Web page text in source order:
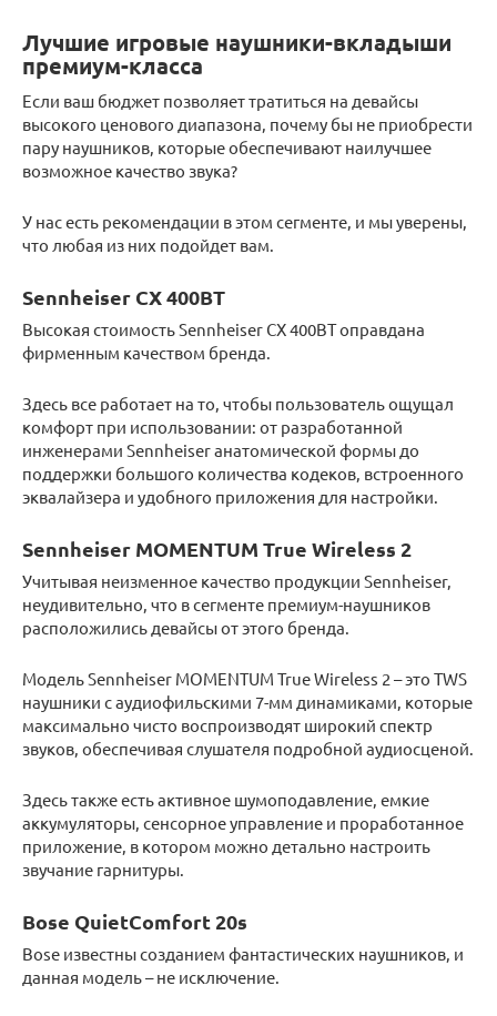
Лучшие игровые наушники-вкладыши
премиум-класса
Если ваш бюджет позволяет тратиться на девайсы
высокого ценового диапазона, почему бы не приобрести
пару наушников, которые обеспечивают наилучшее
возможное качество звука?
У нас есть рекомендации в этом сегменте, и мы уверены,
что любая из них подойдет вам.
Sennheiser СХ 400BT
Высокая стоимость Sennheiser СХ 400BT оправдана
фирменным качеством бренда.
Здесь все работает на то, чтобы пользователь ощущал
комфорт при использовании: от разработанной
инженерами Sennheiser анатомической формы до
поддержки большого количества кодеков, встроенного
эквалайзера и удобного приложения для настройки.
Sennheiser MOMENTUM True Wireless 2
Учитывая неизменное качество продукции Sennheiser,
неудивительно, что в сегменте премиум-наушников
расположились девайсы от этого бренда.
Модель Sennheiser MOMENTUM True Wireless 2 – это TWS
наушники с аудиофильскими 7-мм динамиками, которые
максимально чисто воспроизводят широкий спектр
звуков, обеспечивая слушателя подробной аудиосценой.
Здесь также есть активное шумоподавление, емкие
аккумуляторы, сенсорное управление и проработанное
приложение, в котором можно детально настроить
звучание гарнитуры.
Bose QuietComfort 20s
Bose известны созданием фантастических наушников, и
данная модель – не исключение.